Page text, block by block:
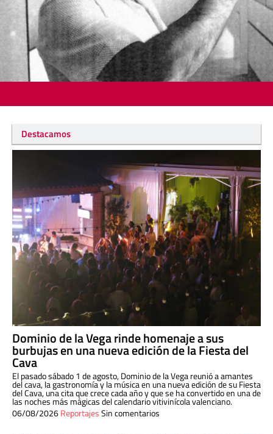
Destacamos
Dominio de la Vega rinde homenaje a sus
burbujas en una nueva edición de la Fiesta del
Cava
El pasado sábado 1 de agosto, Dominio de la Vega reunió a amantes
del cava, la gastronomía y la música en una nueva edición de su Fiesta
del Cava, una cita que crece cada año y que se ha convertido en una de
las noches más mágicas del calendario vitivinícola valenciano.
06/08/2026ReportajesSin comentarios